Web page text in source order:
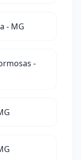
- MG
-